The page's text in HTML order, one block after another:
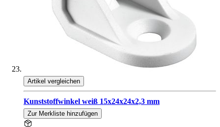
Artikel vergleichen
Kunststoffwinkel weiß 15x24x24x2,3 mm
Zur Merkliste hinzufügen